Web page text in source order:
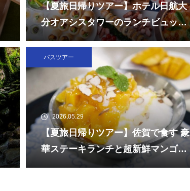
【夏旅日帰りツアー】ホテル日航大
分オアシスタワーのランチビュッフ
ェと大分マリーンパレス水族館「う
みたまご」
バスツアー
2026.05.29
【夏旅日帰りツアー】佐賀で食す 豪
華ステーキランチと超新鮮マンゴー
と濃厚ミルク氷の絶品かき氷